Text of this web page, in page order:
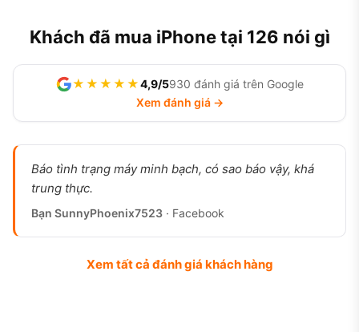
Khách đã mua iPhone tại 126 nói gì
★★★★★4,9/5930 đánh giá trên Google
Xem đánh giá →
Báo tình trạng máy minh bạch, có sao báo vậy, khá
trung thực.
Bạn SunnyPhoenix7523 · Facebook
Xem tất cả đánh giá khách hàng